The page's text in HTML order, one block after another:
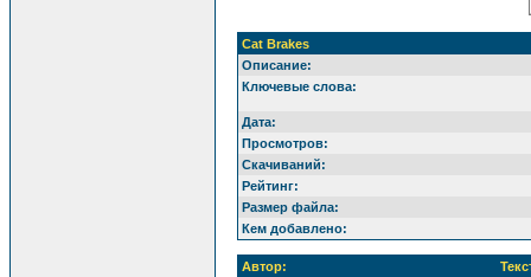
Cat Brakes
Описание:
Ключевые слова:
Дата:
Просмотров:
Скачиваний:
Рейтинг:
Размер файла:
Кем добавлено:
Автор: